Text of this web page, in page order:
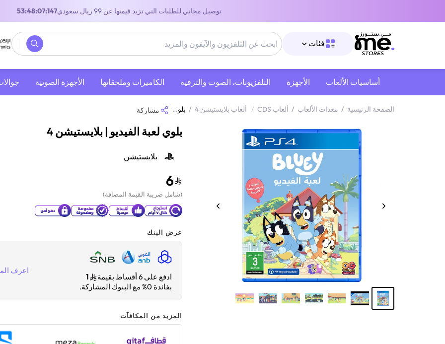
توصيل مجاني للطلبات التي تزيد قيمتها عن 99 ريال سعودي 53:48:07:147
فئات
أساسيات الألعاب الأجهزة التلفزيونات، الصوت والترفيه ‫الكاميرات وملحقاتها‬ الأجهزة الصوتية
الصفحة الرئيسية / معدات الألعاب / ألعاب CDS / ألعاب بلايستيشن 4 / بلوي لعبة الفيديو | بلايستيشن 4 مشاركة
بلوي لعبة الفيديو | بلايستيشن 4
بلايستيشن
6
(شامل ضريبة القيمة المضافة)
عرض البنك
ادفع على 6 أقساط بقيمة
1
بفائدة 0% مع البنوك المشاركة.
اعرف
المزيد من المكافآت